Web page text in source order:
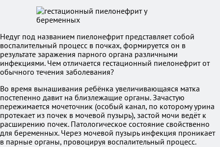
Недуг под названием пиелонефрит представляет собой
воспалительный процесс в почках, формируется он в
результате заражения парного органа различными
инфекциями. Чем отличается гестационный пиелонефрит от
обычного течения заболевания?
Во время вынашивания ребёнка увеличивающаяся матка
постепенно давит на близлежащие органы. Зачастую
пережимается мочеточник (особый канал, по которому урина
протекает из почек в мочевой пузырь), застой мочи ведёт к
расширению почек. Патологическое состояние свойственно
для беременных. Через мочевой пузырь инфекция проникает
в парные органы, провоцируя воспалительный процесс.